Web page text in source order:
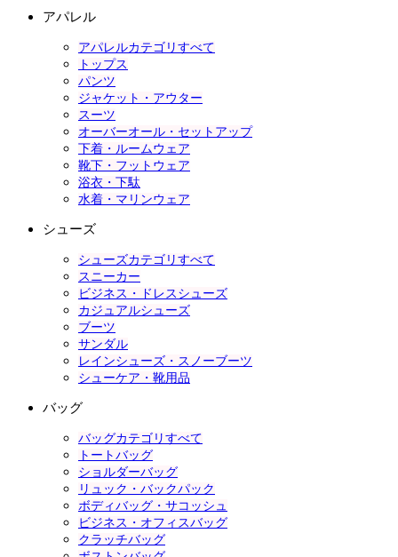
アパレル
アパレルカテゴリすべて
トップス
パンツ
ジャケット・アウター
スーツ
オーバーオール・セットアップ
下着・ルームウェア
靴下・フットウェア
浴衣・下駄
水着・マリンウェア
シューズ
シューズカテゴリすべて
スニーカー
ビジネス・ドレスシューズ
カジュアルシューズ
ブーツ
サンダル
レインシューズ・スノーブーツ
シューケア・靴用品
バッグ
バッグカテゴリすべて
トートバッグ
ショルダーバッグ
リュック・バックパック
ボディバッグ・サコッシュ
ビジネス・オフィスバッグ
クラッチバッグ